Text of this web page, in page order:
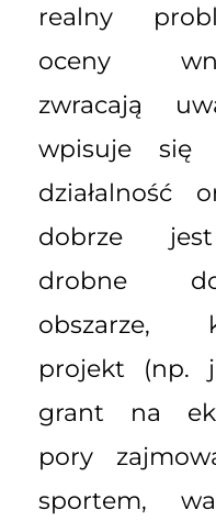
realny
oceny
zwracają
wpisuje się
działalność
dobrze
drobne
obszarze,
projekt (np.
grant na
pory
sportem,